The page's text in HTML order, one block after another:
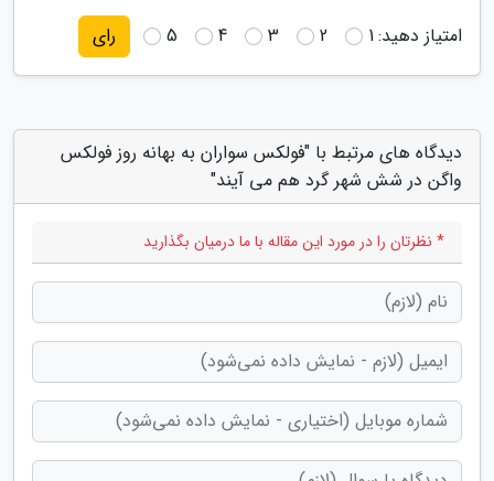
امتیاز دهید:1
2
3
4
5 رای
دیدگاه های مرتبط با "فولکس سواران به بهانه روز فولکس
واگن در شش شهر گرد هم می آیند"
* نظرتان را در مورد این مقاله با ما درمیان بگذارید